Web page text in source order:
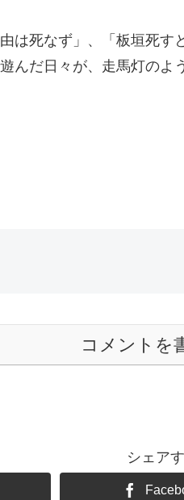
は死なず」、「板垣死す
んだ日々が、走馬灯のよ
コメントを
シェア